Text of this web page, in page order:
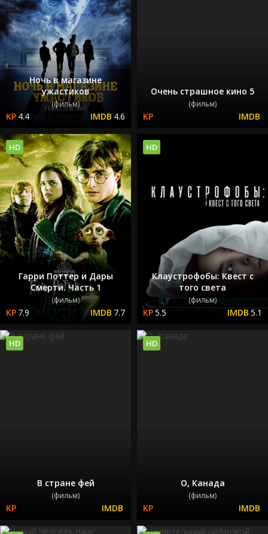
Ночь в магазине
ужастиков
(фильм)
4.4 4.6
Очень страшное кино 5
(фильм)
Гарри Поттер и Дары
Смерти. Часть 1
(фильм)
7.9 7.7
HD
Клаустрофобы: Квест с
того света
(фильм)
5.5 5.1
HD
В стране фей
(фильм)
HD
О, Канада
(фильм)
HD